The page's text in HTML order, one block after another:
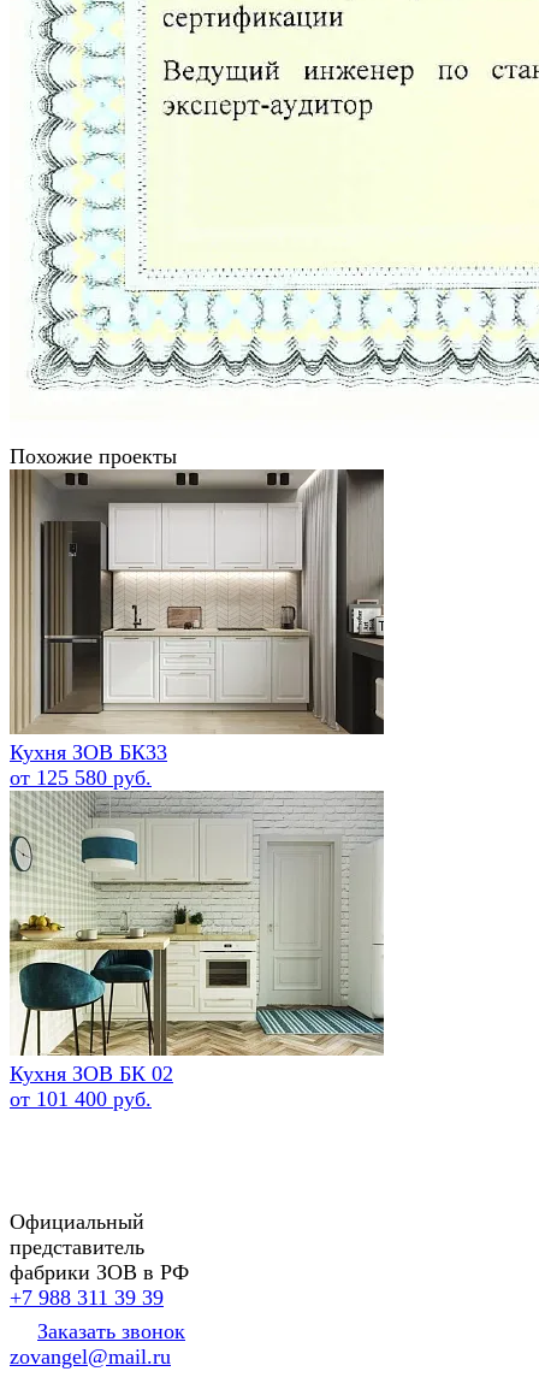
Похожие проекты
Кухня ЗОВ БК33
от 125 580 руб.
Кухня ЗОВ БК 02
от 101 400 руб.
Официальный
представитель
фабрики ЗОВ в РФ
+7 988 311 39 39
Заказать звонок
zovangel@mail.ru